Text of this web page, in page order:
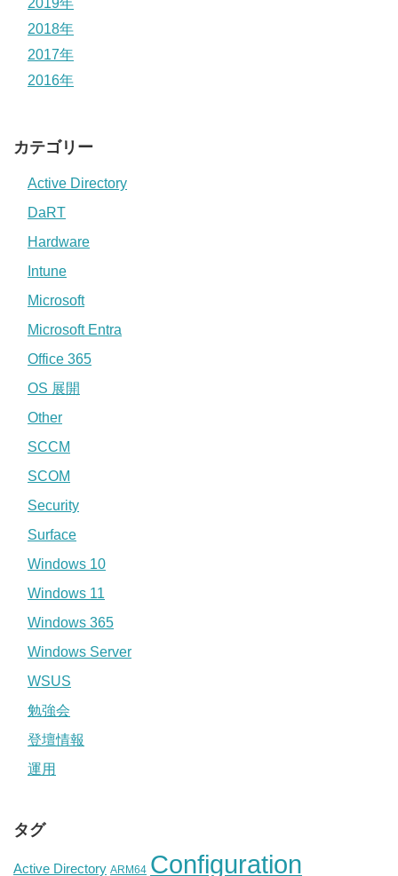
2018年
2017年
2016年
カテゴリー
Active Directory
DaRT
Hardware
Intune
Microsoft
Microsoft Entra
Office 365
OS 展開
Other
SCCM
SCOM
Security
Surface
Windows 10
Windows 11
Windows 365
Windows Server
WSUS
勉強会
登壇情報
運用
タグ
Active Directory ARM64 Configuration